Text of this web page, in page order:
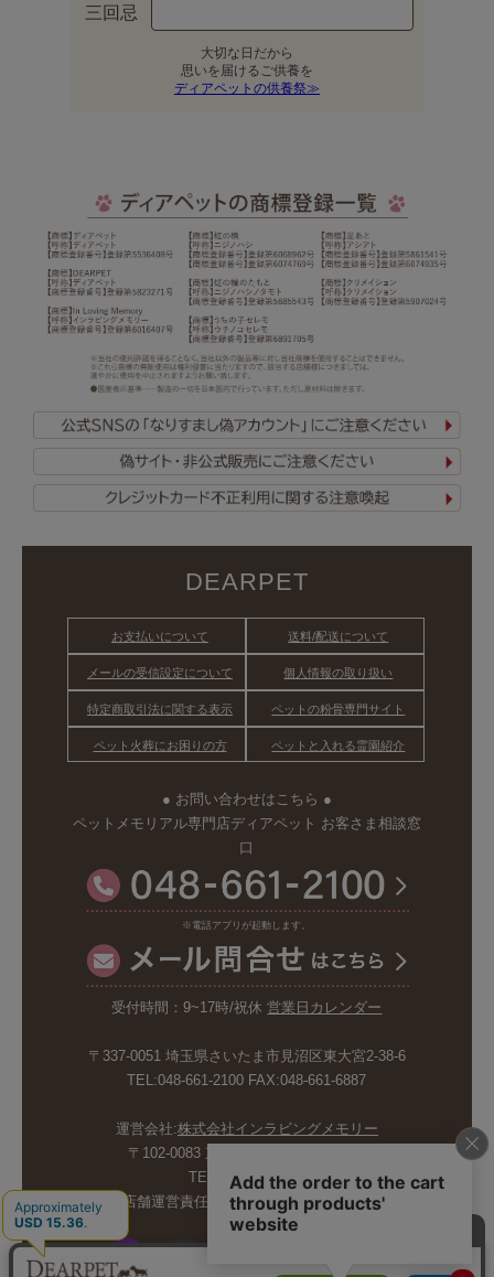
DEARPET
お支払いについて 送料/配送について
メールの受信設定について 個人情報の取り扱い
特定商取引法に関する表示 ペットの粉骨専門サイト
ペット火葬にお困りの方 ペットと入れる霊園紹介
● お問い合わせはこちら ●
ペットメモリアル専門店ディアペット お客さま相談窓
口
※電話アプリが起動します。
受付時間：9~17時/祝休営業日カレンダー
〒337-0051 埼玉県さいたま市見沼区東大宮2-38-6
TEL:048-661-2100 FAX:048-661-6887
運営会社:株式会社インラビングメモリー
〒102-0083 東京都千代田区麹町5-6-4
TEL:03-6265-4986
店舗運営責任者:斉藤久美子 内山剛巳